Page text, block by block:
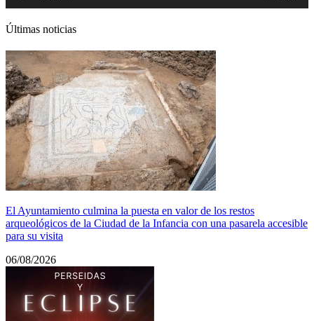
audio
Últimas noticias
El Ayuntamiento culmina la puesta en valor de los restos
arqueológicos de la Ciudad de la Infancia con una pasarela accesible
para su visita
06/08/2026